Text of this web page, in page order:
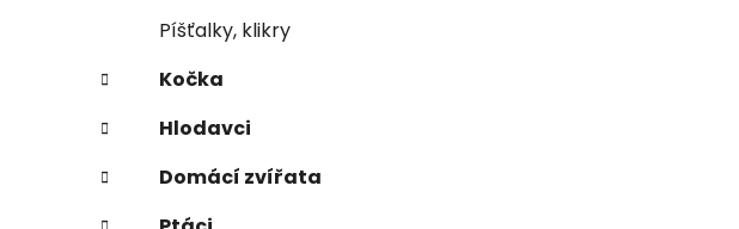
Píšťalky, klikry
Kočka
Hlodavci
Domácí zvířata